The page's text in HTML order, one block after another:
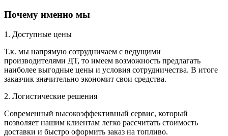
Почему именно мы
1. Доступные цены
Т.к. мы напрямую сотрудничаем с ведущими
производителями ДТ, то имеем возможность предлагать
наиболее выгодные цены и условия сотрудничества. В итоге
заказчик значительно экономит свои средства.
2. Логистические решения
Современный высокоэффективный сервис, который
позволяет нашим клиентам легко рассчитать стоимость
доставки и быстро оформить заказ на топливо.